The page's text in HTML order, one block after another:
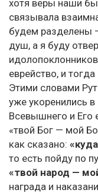
хотя веры наши
связывала
будем разделены
душ, а я буду
еврейство, и
Этими словами
уже укоренились
Всевышнего и Его
«твой Бог — мой
как сказано:
то есть пойду по
«твой народ —
награда и